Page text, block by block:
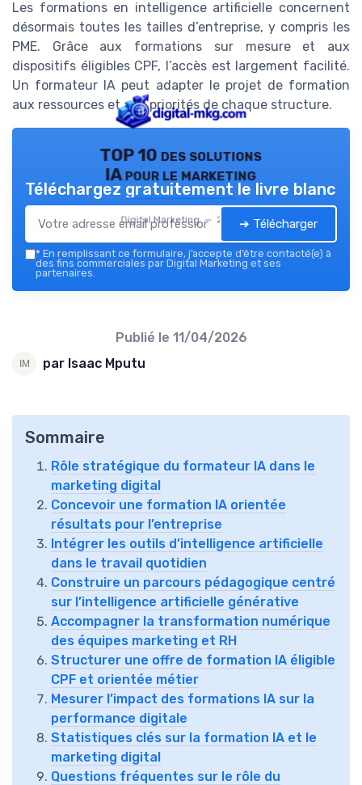
Les formations en intelligence artificielle concernent
désormais toutes les tailles d’entreprise, y compris les
PME. Grâce aux formations sur mesure et aux
dispositifs éligibles CPF, l’accès est largement facilité.
Un formateur IA peut adapter le projet de formation
aux ressources et aux priorités de chaque structure.
TOP 10 des solutions
IA pour le marketing
Digital Marketing — 2026
Téléchargez gratuitement le livre blanc
➔ Télécharger
* En remplissant ce formulaire, j’accepte d’être contacté(e) à
des fins commerciales par Digital Marketing et ses
partenaires.
Publié le 11/04/2026
par Isaac Mputu
Sommaire
Rôle stratégique du formateur IA dans le
marketing digital
Concevoir une formation IA orientée
résultats pour l’entreprise
Intégrer les outils d’intelligence artificielle
dans le travail quotidien
Construire un parcours pédagogique centré
sur l’intelligence artificielle générative
Accompagner la transformation numérique
des équipes marketing et RH
Structurer une offre de formation IA éligible
CPF et orientée métier
Mesurer l’impact des formations IA sur la
performance digitale
Statistiques clés sur la formation IA et le
marketing digital
Questions fréquentes sur le rôle du